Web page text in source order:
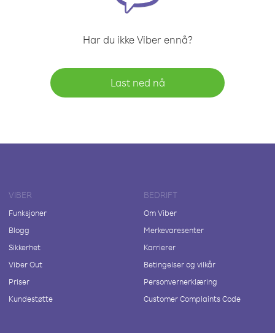
Har du ikke Viber ennå?
Last ned nå
VIBER
Funksjoner
Blogg
Sikkerhet
Viber Out
Priser
Kundestøtte
BEDRIFT
Om Viber
Merkevaresenter
Karrierer
Betingelser og vilkår
Personvernerklæring
Customer Complaints Code